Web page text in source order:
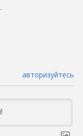
авторизуйтесь